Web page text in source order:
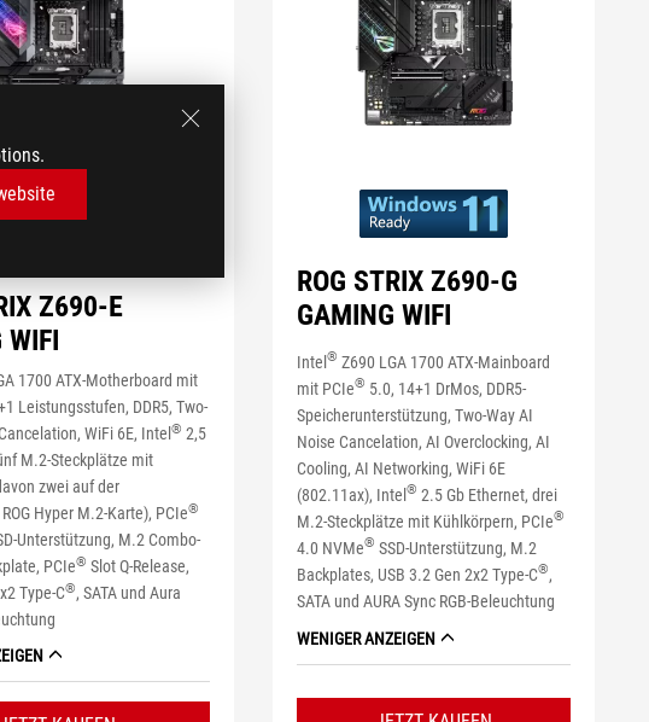
Z690-E
WIFI
1700 ATX-Motherboard mit
Leistungsstufen, DDR5, Two-
, WiFi 6E, Intel ® 2,5
M.2-Steckplätze mit
zwei auf der
Hyper M.2-Karte), PCIe®
Unterstützung, M.2 Combo-
PCIe® Slot Q-Release,
Type-C®, SATA und Aura
ROG STRIX Z690-G
GAMING WIFI
Intel® Z690 LGA 1700 ATX-Mainboard
mit PCIe® 5.0, 14+1 DrMos, DDR5-
Speicherunterstützung, Two-Way AI
Noise Cancelation, AI Overclocking, AI
Cooling, AI Networking, WiFi 6E
(802.11ax), Intel® 2.5 Gb Ethernet, drei
M.2-Steckplätze mit Kühlkörpern, PCIe®
4.0 NVMe® SSD-Unterstützung, M.2
Backplates, USB 3.2 Gen 2x2 Type-C®,
SATA und AURA Sync RGB-Beleuchtung
WENIGER ANZEIGEN